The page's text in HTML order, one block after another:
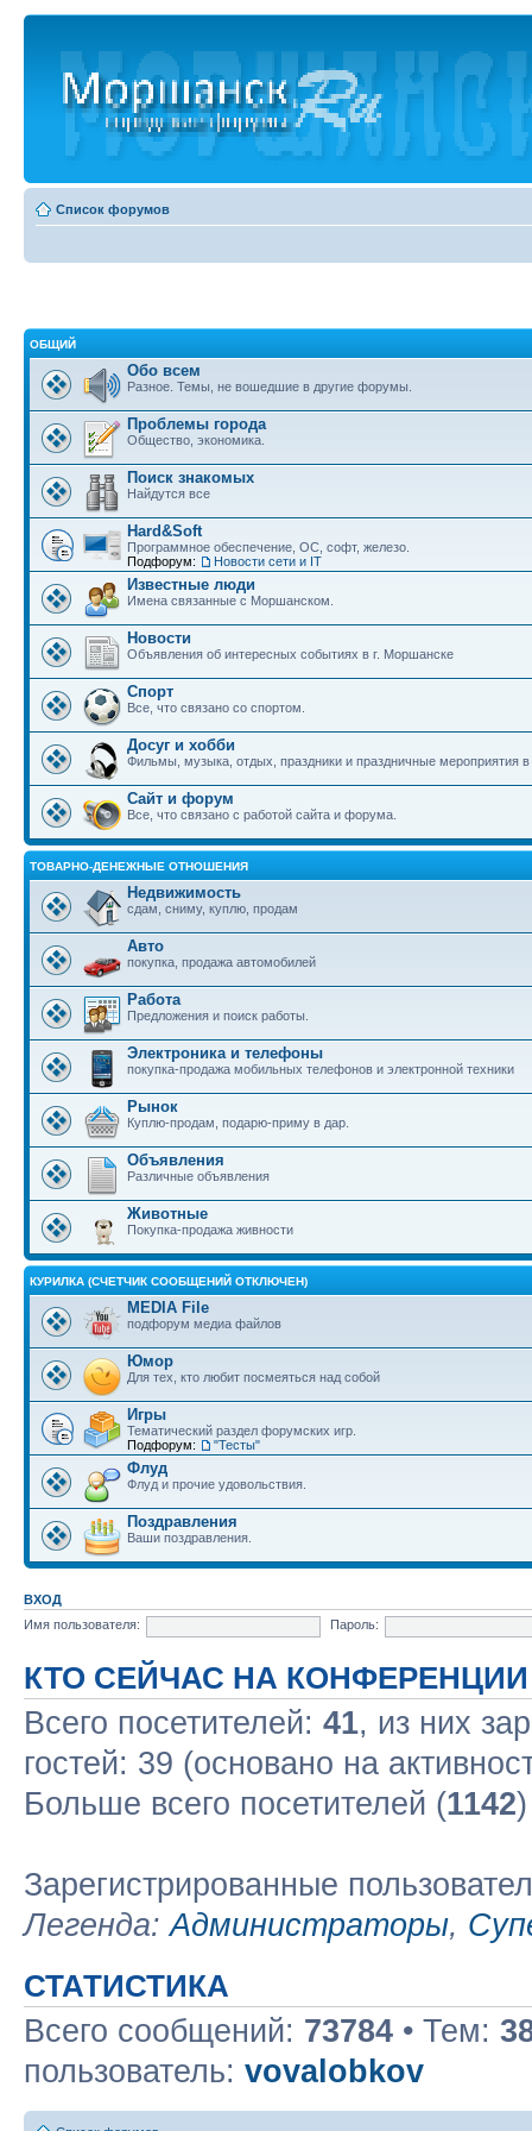
Список форумов
ОБЩИЙ
Обо всем
Разное. Темы, не вошедшие в другие форумы.
Проблемы города
Общество, экономика.
Поиск знакомых
Найдутся все
Hard&Soft
Программное обеспечение, ОС, софт, железо.
Подфорум:
Новости сети и IT
Известные люди
Имена связанные с Моршанском.
Новости
Объявления об интересных событиях в г. Моршанске
Спорт
Все, что связано со спортом.
Досуг и хобби
Фильмы, музыка, отдых, праздники и праздничные мероприятия
Сайт и форум
Все, что связано с работой сайта и форума.
ТОВАРНО-ДЕНЕЖНЫЕ ОТНОШЕНИЯ
Недвижимость
сдам, сниму, куплю, продам
Авто
покупка, продажа автомобилей
Работа
Предложения и поиск работы.
Электроника и телефоны
покупка-продажа мобильных телефонов и электронной техники
Рынок
Куплю-продам, подарю-приму в дар.
Объявления
Различные объявления
Животные
Покупка-продажа живности
КУРИЛКА (СЧЕТЧИК СООБЩЕНИЙ ОТКЛЮЧЕН)
MEDIA File
подфорум медиа файлов
Юмор
Для тех, кто любит посмеяться над собой
Игры
Тематический раздел форумских игр.
Подфорум:
"Тесты"
Флуд
Флуд и прочие удовольствия.
Поздравления
Ваши поздравления.
ВХОД
Имя пользователя:
Пароль:
КТО СЕЙЧАС НА КОНФЕРЕНЦИИ
Всего посетителей: 41, из них
гостей: 39 (основано на
Больше всего посетителей (1142
Зарегистрированные
Легенда:Администраторы,
СТАТИСТИКА
Всего сообщений: 73784 • Тем:
пользователь: vovalobkov